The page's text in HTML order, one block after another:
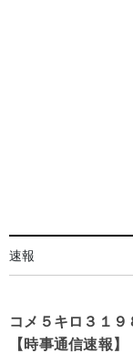
速報
コメ５キロ３１
【時事通信速報】